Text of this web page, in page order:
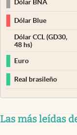
Dólar BNA
Dólar Blue
Dólar CCL (GD30,
48 hs)
Euro
Real brasileño
Las más leídas